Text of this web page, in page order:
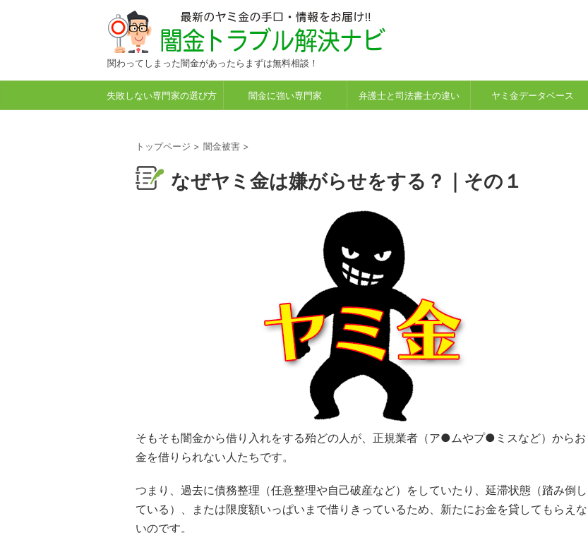
関わってしまった闇金があったらまずは無料相談！
失敗しない専門家の選び方 闇金に強い専門家 弁護士と司法書士の違い ヤミ金データベース
トップページ > 闇金被害 >
なぜヤミ金は嫌がらせをする？｜その１
そもそも闇金から借り入れをする殆どの人が、正規業者（ア●ムやプ●ミスなど）からお
金を借りられない人たちです。
つまり、過去に債務整理（任意整理や自己破産など）をしていたり、延滞状態（踏み倒し
ている）、または限度額いっぱいまで借りきっているため、新たにお金を貸してもらえな
いのです。